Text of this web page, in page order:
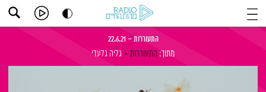
התעוררות – 22.6.21
מתוך: התעוררות גליה גלעדי